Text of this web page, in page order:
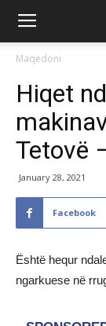
Maqedoni
Hiqet
Tetovë
January 28, 2021
Facebook
Është hequr
ngarkuese në